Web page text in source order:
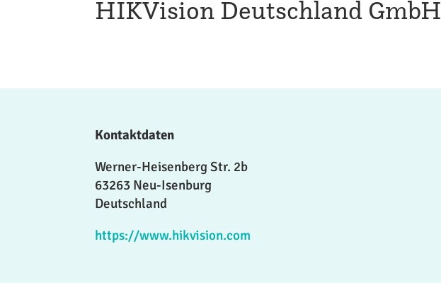
HIKVision Deutschland GmbH
Kontaktdaten
Werner-Heisenberg Str. 2b
63263 Neu-Isenburg
Deutschland
https://www.hikvision.com